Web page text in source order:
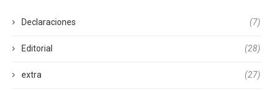
Declaraciones (7)
Editorial (28)
extra (27)